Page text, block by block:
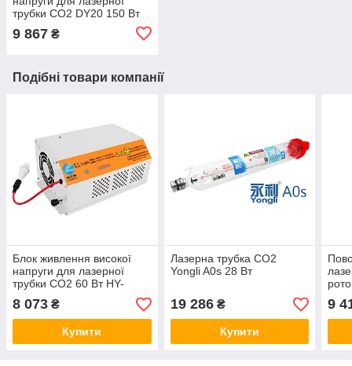
трубки CO2 DY20 150 Вт
9 867 ₴
Подібні товари компанії
Блок живлення високої
напруги для лазерної
трубки CO2 60 Вт HY-
ESA80, блок
розпалювання лазерного
гравера
8 073 ₴
Купити
Лазерна трубка CO2
Yongli A0s 28 Вт
19 286₴
Купити
9